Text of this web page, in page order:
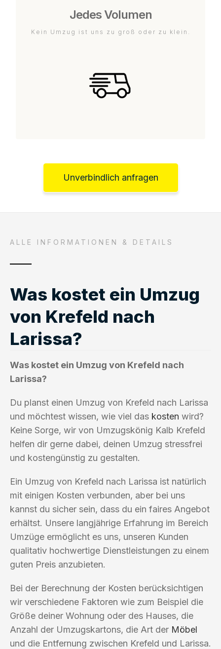
Jedes Volumen
Kein Umzug ist uns zu groß oder zu klein.
Unverbindlich anfragen
ALLE INFORMATIONEN & DETAILS
Was kostet ein Umzug
von Krefeld nach
Larissa?
Was kostet ein Umzug von Krefeld nach
Larissa?
Du planst einen Umzug von Krefeld nach Larissa
und möchtest wissen, wie viel das kosten wird?
Keine Sorge, wir von Umzugskönig Kalb Krefeld
helfen dir gerne dabei, deinen Umzug stressfrei
und kostengünstig zu gestalten.
Ein Umzug von Krefeld nach Larissa ist natürlich
mit einigen Kosten verbunden, aber bei uns
kannst du sicher sein, dass du ein faires Angebot
erhältst. Unsere langjährige Erfahrung im Bereich
Umzüge ermöglicht es uns, unseren Kunden
qualitativ hochwertige Dienstleistungen zu einem
guten Preis anzubieten.
Bei der Berechnung der Kosten berücksichtigen
wir verschiedene Faktoren wie zum Beispiel die
Größe deiner Wohnung oder des Hauses, die
Anzahl der Umzugskartons, die Art der Möbel
und die Entfernung zwischen Krefeld und Larissa.